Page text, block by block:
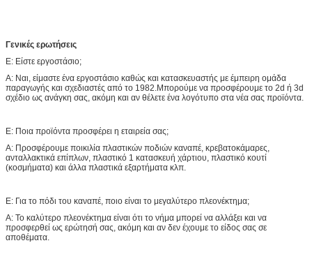
Γενικές ερωτήσεις
Ε: Είστε εργοστάσιο;
Α: Ναι, είμαστε ένα εργοστάσιο καθώς και κατασκευαστής με έμπειρη ομάδα
παραγωγής και σχεδιαστές από το 1982.Μπορούμε να προσφέρουμε το 2d ή 3d
σχέδιο ως ανάγκη σας, ακόμη και αν θέλετε ένα λογότυπο στα νέα σας προϊόντα.
Ε: Ποια προϊόντα προσφέρει η εταιρεία σας;
Α: Προσφέρουμε ποικιλία πλαστικών ποδιών καναπέ, κρεβατοκάμαρες,
ανταλλακτικά επίπλων, πλαστικό 1 κατασκευή χάρτιου, πλαστικό κουτί
(κοσμήματα) και άλλα πλαστικά εξαρτήματα κλπ.
Ε: Για το πόδι του καναπέ, ποιο είναι το μεγαλύτερο πλεονέκτημα;
Α: Το καλύτερο πλεονέκτημα είναι ότι το νήμα μπορεί να αλλάξει και να
προσφερθεί ως ερώτησή σας, ακόμη και αν δεν έχουμε το είδος σας σε
αποθέματα.